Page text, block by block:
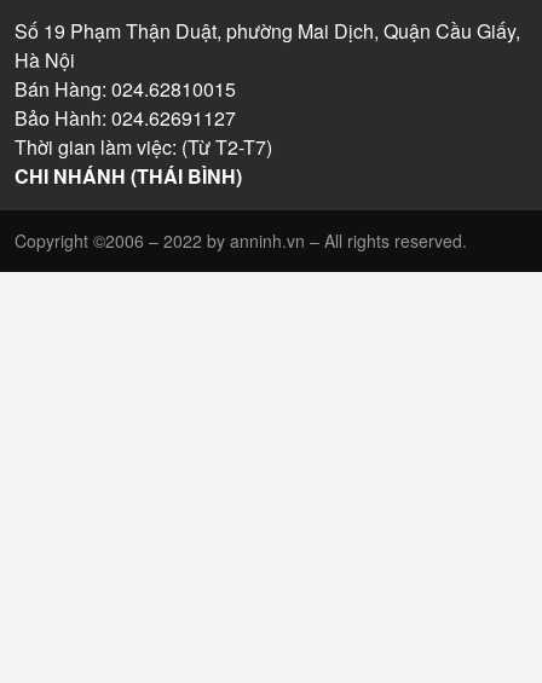
Số 19 Phạm Thận Duật, phường Mai Dịch, Quận Cầu Giấy,
Hà Nội
Bán Hàng: 024.62810015
Bảo Hành: 024.62691127
Thời gian làm việc: (Từ T2-T7)
CHI NHÁNH (THÁI BÌNH)
Copyright ©2006 – 2022 by anninh.vn – All rights reserved.